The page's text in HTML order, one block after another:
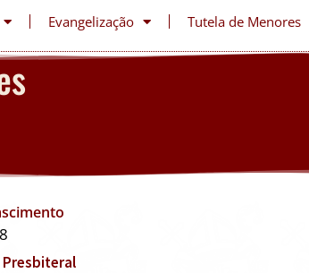
Evangelização Tutela de Menores